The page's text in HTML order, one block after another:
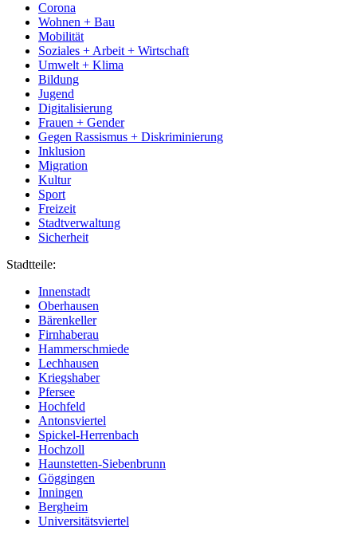
Corona
Wohnen + Bau
Mobilität
Soziales + Arbeit + Wirtschaft
Umwelt + Klima
Bildung
Jugend
Digitalisierung
Frauen + Gender
Gegen Rassismus + Diskriminierung
Inklusion
Migration
Kultur
Sport
Freizeit
Stadtverwaltung
Sicherheit
Stadtteile:
Innenstadt
Oberhausen
Bärenkeller
Firnhaberau
Hammerschmiede
Lechhausen
Kriegshaber
Pfersee
Hochfeld
Antonsviertel
Spickel-Herrenbach
Hochzoll
Haunstetten-Siebenbrunn
Göggingen
Inningen
Bergheim
Universitätsviertel